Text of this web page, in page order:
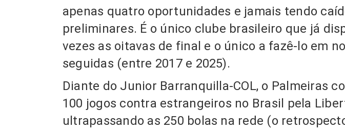
apenas quatro oportunidades e jamais tendo
preliminares. É o único clube brasileiro que já
vezes as oitavas de final e o único a fazê-lo em
seguidas (entre 2017 e 2025).
Diante do Junior Barranquilla-COL, o Palmeiras
100 jogos contra estrangeiros no Brasil pela
ultrapassando as 250 bolas na rede (o